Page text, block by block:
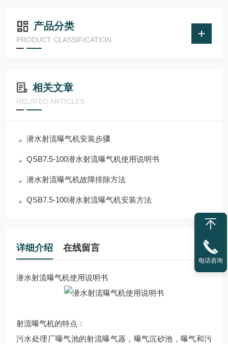
产品分类
PRODUCT CLASSIFICATION
相关文章
RELATED ARTICLES
潜水射流曝气机安装步骤
QSB7.5-100潜水射流曝气机使用说明书
潜水射流曝气机故障排除方法
QSB7.5-100潜水射流曝气机安装方法
详细介绍 在线留言
潜水射流曝气机使用说明书
射流曝气机的特点：
污水处理厂曝气池的射流曝气器，曝气沉砂池，曝气和污
电话咨询